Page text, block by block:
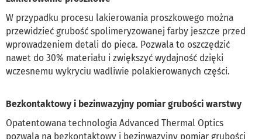
W przypadku procesu lakierowania proszkowego można
przewidzieć grubość spolimeryzowanej farby jeszcze przed
wprowadzeniem detali do pieca. Pozwala to oszczędzić
nawet do 30% materiału i zwiększyć wydajność dzięki
wczesnemu wykryciu wadliwie polakierowanych części.
Bezkontaktowy i bezinwazyjny pomiar grubości warstwy
Opatentowana technologia Advanced Thermal Optics
pozwala na bezkontaktowy i bezinwazyjny pomiar grubości